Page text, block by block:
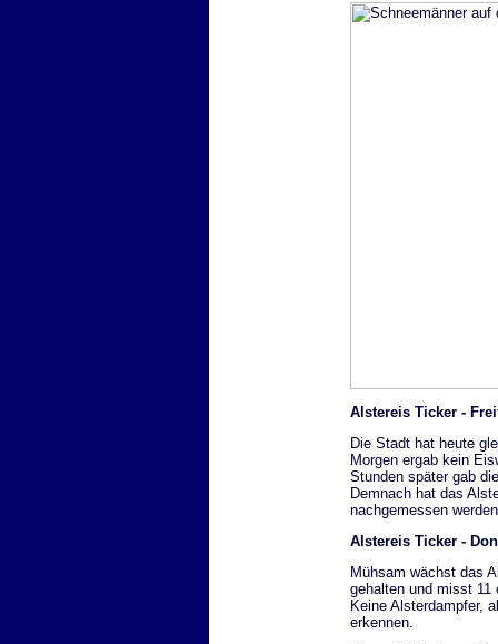
Alstereis Ticker -
Die Stadt hat heute
Morgen ergab kein
Stunden später gab
Demnach hat das
nachgemessen
Alstereis Ticker -
Mühsam wächst das
gehalten und misst 11
Keine Alsterdampfer,
erkennen.